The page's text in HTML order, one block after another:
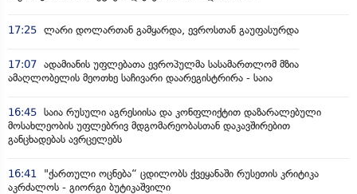
17:25 ლარი დოლართან გამყარდა, ევროსთან გაუფასურდა
17:07 ადამიანის უფლებათა ევროპულმა სასამართლომ მზია
ამაღლობელის მეოთხე საჩივარი დაარეგისტრირა - საია
16:45 საია რუსული აგრესიისა და კონფლიქტით დაზარალებული
მოსახლეობის უფლებრივ მდგომარეობასთან დაკავშირებით
განცხადებას ავრცელებს
16:41
"ქართული ოცნება“ ცდილობს ქვეყანაში რუსეთის კრიტიკა
აკრძალოს - გიორგი ბუტიკაშვილი